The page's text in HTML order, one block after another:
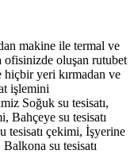
makine ile termal ve
ofisinizde oluşan rutubet
yeri kırmadan ve
işlemini
Soğuk su tesisatı,
Bahçeye su tesisatı
tesisatı çekimi, İşyerine
su tesisatı